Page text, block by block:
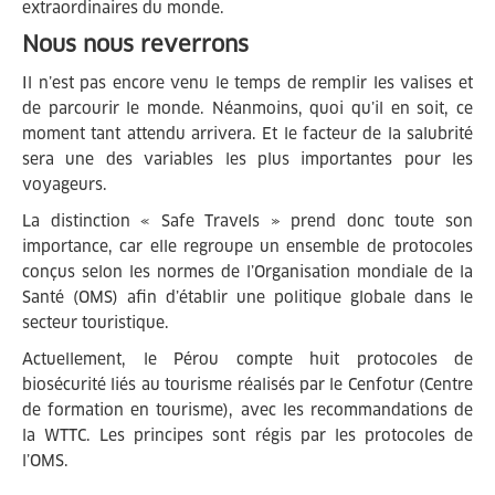
extraordinaires du monde.
Nous nous reverrons
Il n’est pas encore venu le temps de remplir les valises et
de parcourir le monde. Néanmoins, quoi qu’il en soit, ce
moment tant attendu arrivera. Et le facteur de la salubrité
sera une des variables les plus importantes pour les
voyageurs.
La distinction « Safe Travels » prend donc toute son
importance, car elle regroupe un ensemble de protocoles
conçus selon les normes de l’Organisation mondiale de la
Santé (OMS) afin d’établir une politique globale dans le
secteur touristique.
Actuellement, le Pérou compte huit protocoles de
biosécurité liés au tourisme réalisés par le Cenfotur (Centre
de formation en tourisme), avec les recommandations de
la WTTC. Les principes sont régis par les protocoles de
l’OMS.